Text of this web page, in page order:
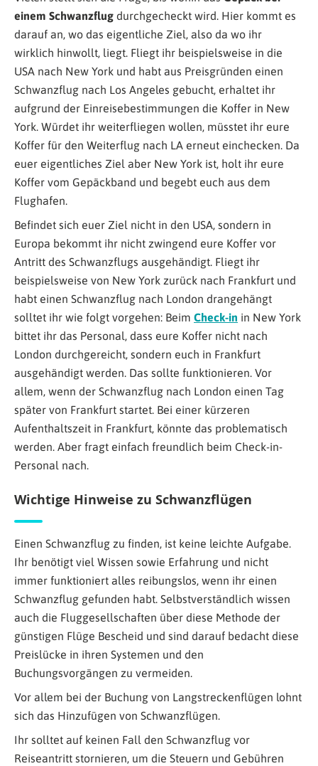
einem Schwanzflug durchgecheckt wird. Hier kommt es
darauf an, wo das eigentliche Ziel, also da wo ihr
wirklich hinwollt, liegt. Fliegt ihr beispielsweise in die
USA nach New York und habt aus Preisgründen einen
Schwanzflug nach Los Angeles gebucht, erhaltet ihr
aufgrund der Einreisebestimmungen die Koffer in New
York. Würdet ihr weiterfliegen wollen, müsstet ihr eure
Koffer für den Weiterflug nach LA erneut einchecken. Da
euer eigentliches Ziel aber New York ist, holt ihr eure
Koffer vom Gepäckband und begebt euch aus dem
Flughafen.
Befindet sich euer Ziel nicht in den USA, sondern in
Europa bekommt ihr nicht zwingend eure Koffer vor
Antritt des Schwanzflugs ausgehändigt. Fliegt ihr
beispielsweise von New York zurück nach Frankfurt und
habt einen Schwanzflug nach London drangehängt
solltet ihr wie folgt vorgehen: Beim Check-in in New York
bittet ihr das Personal, dass eure Koffer nicht nach
London durchgereicht, sondern euch in Frankfurt
ausgehändigt werden. Das sollte funktionieren. Vor
allem, wenn der Schwanzflug nach London einen Tag
später von Frankfurt startet. Bei einer kürzeren
Aufenthaltszeit in Frankfurt, könnte das problematisch
werden. Aber fragt einfach freundlich beim Check-in-
Personal nach.
Wichtige Hinweise zu Schwanzflügen
Einen Schwanzflug zu finden, ist keine leichte Aufgabe.
Ihr benötigt viel Wissen sowie Erfahrung und nicht
immer funktioniert alles reibungslos, wenn ihr einen
Schwanzflug gefunden habt. Selbstverständlich wissen
auch die Fluggesellschaften über diese Methode der
günstigen Flüge Bescheid und sind darauf bedacht diese
Preislücke in ihren Systemen und den
Buchungsvorgängen zu vermeiden.
Vor allem bei der Buchung von Langstreckenflügen lohnt
sich das Hinzufügen von Schwanzflügen.
Ihr solltet auf keinen Fall den Schwanzflug vor
Reiseantritt stornieren, um die Steuern und Gebühren